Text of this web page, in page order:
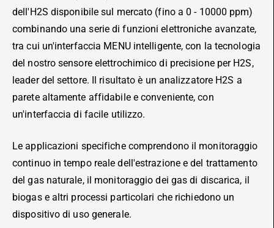
dell'H2S disponibile sul mercato (fino a 0 - 10000 ppm)
combinando una serie di funzioni elettroniche avanzate,
tra cui un'interfaccia MENU intelligente, con la tecnologia
del nostro sensore elettrochimico di precisione per H2S,
leader del settore. Il risultato è un analizzatore H2S a
parete altamente affidabile e conveniente, con
un'interfaccia di facile utilizzo.
Le applicazioni specifiche comprendono il monitoraggio
continuo in tempo reale dell'estrazione e del trattamento
del gas naturale, il monitoraggio dei gas di discarica, il
biogas e altri processi particolari che richiedono un
dispositivo di uso generale.